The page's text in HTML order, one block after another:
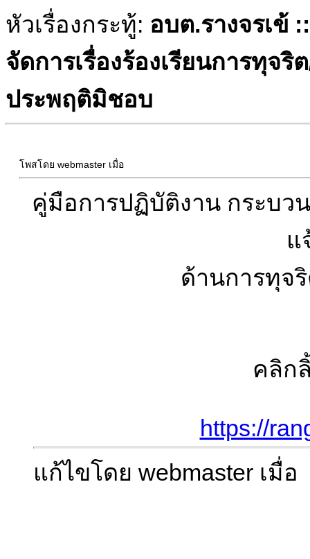
หัวเรื่องกระทู้: อบต.รางจรเข้
จัดการเรื่องร้องเรียนการทุจ
ประพฤติมิชอบ
โพสโดย webmaster เมื่อ
คู่มือการปฏิบัติงาน กระบว
แ
ด้านการทุจ
คลิก
https://
แก้ไขโดย webmaster เมื่อ